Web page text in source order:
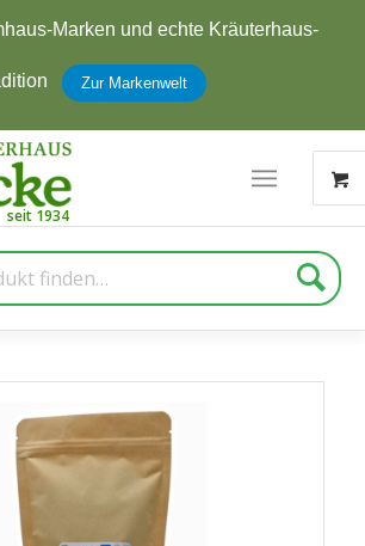
zum Newsletter anmelden und5 € Rabatt
erhalten Zur Anmeldung
Suche